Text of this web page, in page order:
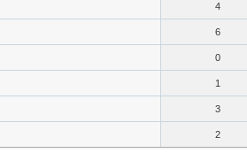
4
6
0
1
3
2